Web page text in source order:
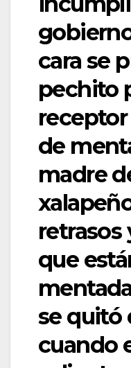
cara se
pechito
de
madre
retrasos
que
se quitó
cuando